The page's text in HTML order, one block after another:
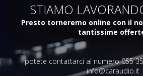
STIAMO
Presto torneremo online con il
tantissime
potete contattarci al numero 055
info@caraudio.it